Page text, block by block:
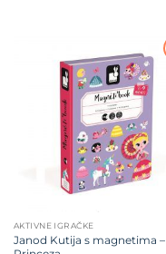
AKTIVNE IGRAČKE
Janod Kutija s magnetima –